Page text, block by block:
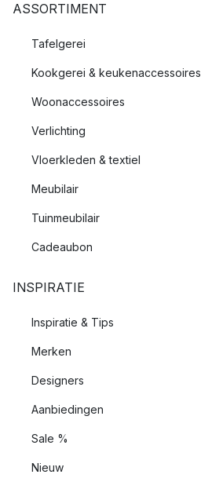
ASSORTIMENT
Tafelgerei
Kookgerei & keukenaccessoires
Woonaccessoires
Verlichting
Vloerkleden & textiel
Meubilair
Tuinmeubilair
Cadeaubon
INSPIRATIE
Inspiratie & Tips
Merken
Designers
Aanbiedingen
Sale %
Nieuw